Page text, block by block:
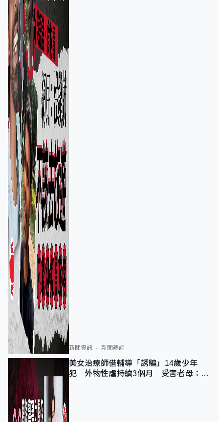
新聞資訊 新聞熱話
美女治療師借輔導「誘騙」14歲少年
犯 外物性虐持續3個月 受害者母：要